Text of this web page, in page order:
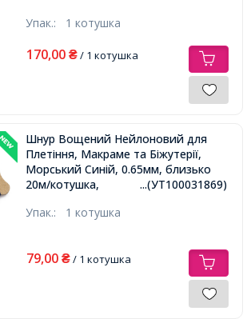
Упак.: 1 котушка
170,00 ₴/ 1 котушка
Шнур Вощений Нейлоновий для
Плетіння, Макраме та Біжутерії,
Морський Синій, 0.65мм, близько
20м/котушка,
...(УТ100031869)
Упак.: 1 котушка
79,00 ₴/ 1 котушка